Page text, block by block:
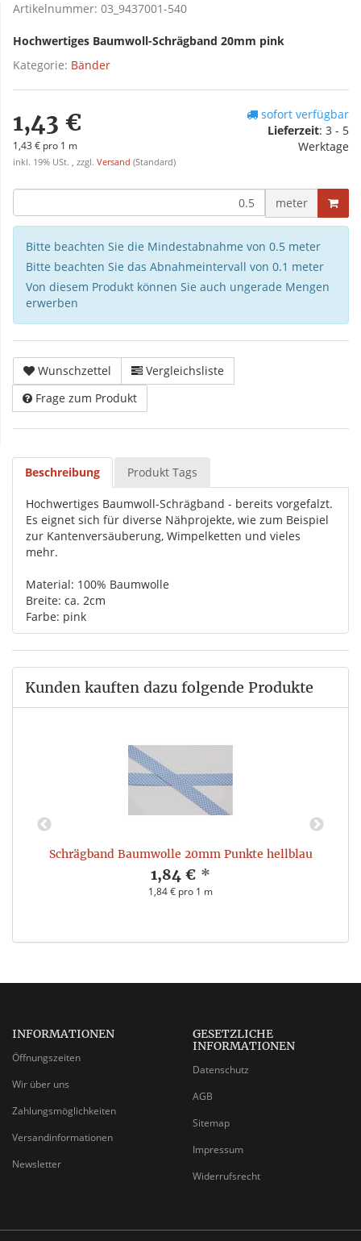
Artikelnummer: 03_9437001-540
Hochwertiges Baumwoll-Schrägband 20mm pink
Kategorie: Bänder
1,43 €
1,43 € pro 1 m
inkl. 19% USt. , zzgl. Versand (Standard)
sofort verfügbar
Lieferzeit: 3 - 5
Werktage
meter
Bitte beachten Sie die Mindestabnahme von 0.5 meter
Bitte beachten Sie das Abnahmeintervall von 0.1 meter
Von diesem Produkt können Sie auch ungerade Mengen
erwerben
Wunschzettel
Vergleichsliste
Frage zum Produkt
Beschreibung Produkt Tags
Hochwertiges Baumwoll-Schrägband - bereits vorgefalzt.
Es eignet sich für diverse Nähprojekte, wie zum Beispiel
zur Kantenversäuberung, Wimpelketten und vieles
mehr.
Material: 100% Baumwolle
Breite: ca. 2cm
Farbe: pink
Kunden kauften dazu folgende Produkte
Schrägband Baumwolle 20mm Punkte hellblau
1,84 € *
1,84 € pro 1 m
INFORMATIONEN
Öffnungszeiten
Wir über uns
Zahlungsmöglichkeiten
Versandinformationen
Newsletter
GESETZLICHE
INFORMATIONEN
Datenschutz
AGB
Sitemap
Impressum
Widerrufsrecht